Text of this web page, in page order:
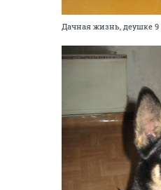
Дачная жизнь, деушке 9